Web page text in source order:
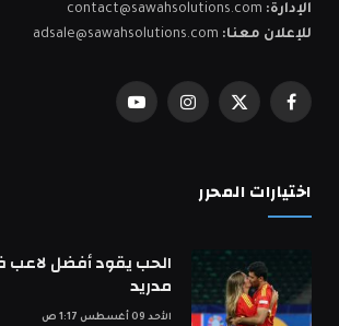
الإدارة: contact@sawahsolutions.com
للإعلان معنا: adsale@sawahsolutions.com
فيسبوكX
الانستغراميوتيوب
اختيارات المحرر
الحب يقود أفضل لاعب
مدريد
الأحد 09 أغسطس 1:17 ص